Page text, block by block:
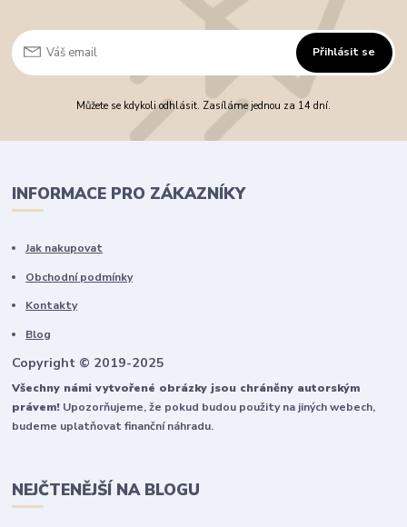
Přihlásit se
Můžete se kdykoli odhlásit. Zasíláme jednou za 14 dní.
INFORMACE PRO ZÁKAZNÍKY
Jak nakupovat
Obchodní podmínky
Kontakty
Blog
Copyright © 2019-2025
Všechny námi vytvořené obrázky jsou chráněny autorským
právem! Upozorňujeme, že pokud budou použity na jiných webech,
budeme uplatňovat finanční náhradu.
NEJČTENĚJŠÍ NA BLOGU